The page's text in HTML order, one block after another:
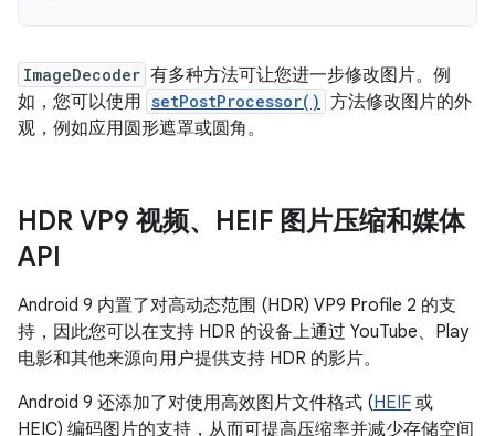
ImageDecoder 有多种方法可让您进一步修改图片。例
如，您可以使用 setPostProcessor() 方法修改图片的外
观，例如应用圆形遮罩或圆角。
HDR VP9 视频、HEIF 图片压缩和媒体
API
Android 9 内置了对高动态范围 (HDR) VP9 Profile 2 的支
持，因此您可以在支持 HDR 的设备上通过 YouTube、Play
电影和其他来源向用户提供支持 HDR 的影片。
Android 9 还添加了对使用高效图片文件格式 (HEIF 或
HEIC) 编码图片的支持，从而可提高压缩率并减少存储空间